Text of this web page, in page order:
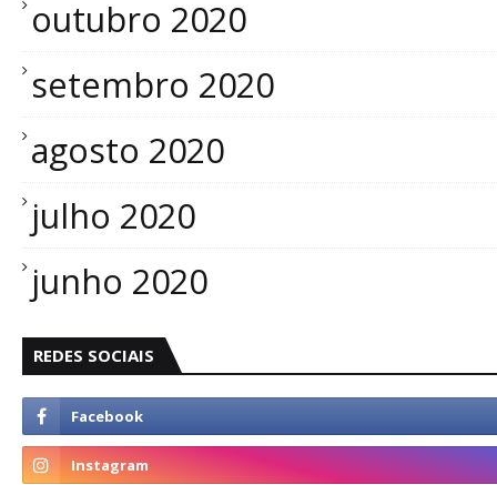
outubro 2020
setembro 2020
agosto 2020
julho 2020
junho 2020
REDES SOCIAIS